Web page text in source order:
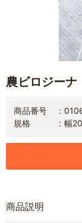
農ビロジー
商品番号
規格
幅
商品説明